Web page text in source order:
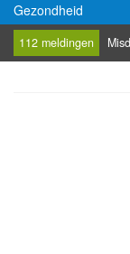
Gezondheid
112 meldingen